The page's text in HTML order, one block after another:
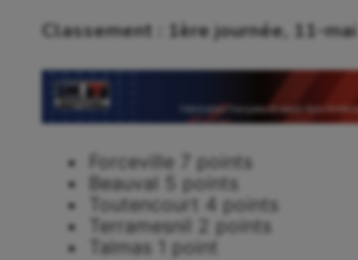
Classement : 1ère journée, 11-mai
Forceville 7 points
Beauval 5 points
Toutencourt 4 points
Terramesnil 2 points
Talmas 1 point